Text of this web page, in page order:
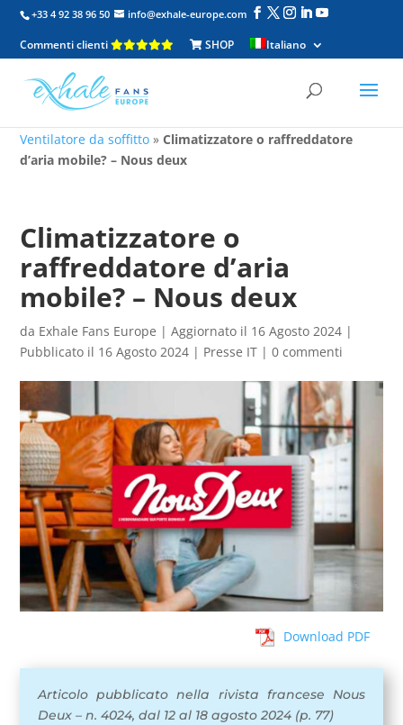
Ventilatore da soffitto »Climatizzatore o raffreddatore
d’aria mobile? – Nous deux
+33 4 92 38 96 50 info@exhale-europe.com
Commenti clienti SHOP Italiano
Climatizzatore o
raffreddatore d’aria
mobile? – Nous deux
da Exhale Fans Europe |Aggiornato il 16 Agosto 2024 |
Pubblicato il 16 Agosto 2024 | Presse IT |0 commenti
Download PDF
Articolo pubblicato nella rivista francese Nous
Deux – n. 4024, dal 12 al 18 agosto 2024 (p. 77)